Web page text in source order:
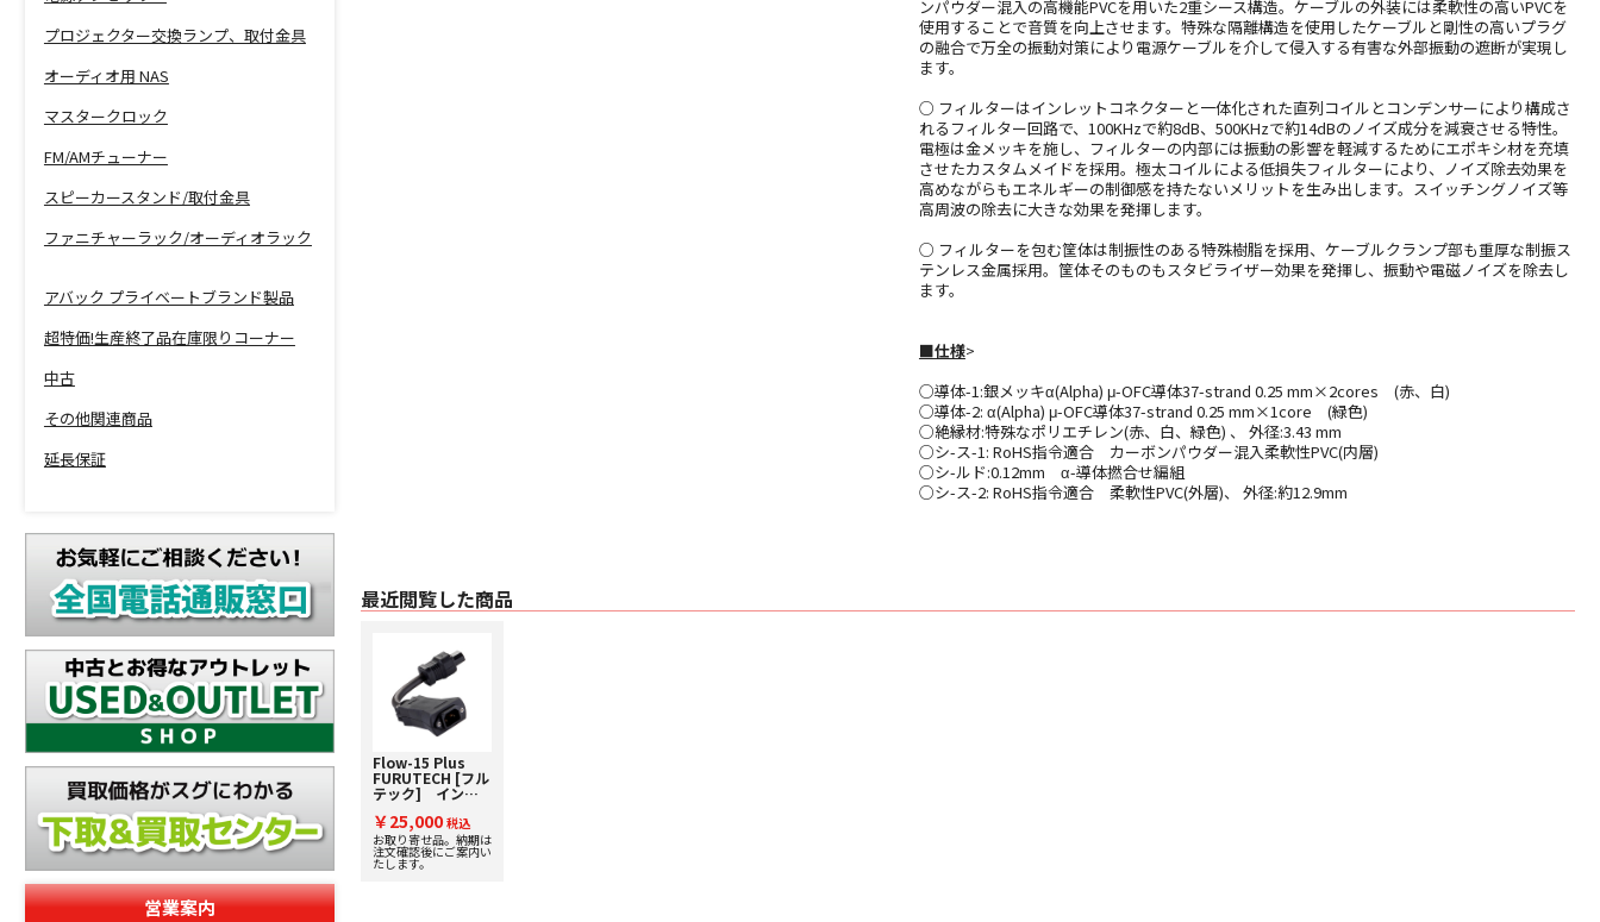
プロジェクター交換ランプ、取付金具
オーディオ用 NAS
マスタークロック
FM/AMチューナー
スピーカースタンド/取付金具
ファニチャーラック/オーディオラック
アバック プライベートブランド製品
超特価!生産終了品在庫限りコーナー
中古
その他関連商品
延長保証
営業案内
ンパウダー混入の高機能PVCを用いた2重シース構造。ケーブルの外装には柔軟性の高いPVCを
使用することで音質を向上させます。特殊な隔離構造を使用したケーブルと剛性の高いプラグ
の融合で万全の振動対策により電源ケーブルを介して侵入する有害な外部振動の遮断が実現し
ます。
○ フィルターはインレットコネクターと一体化された直列コイルとコンデンサーにより構成さ
れるフィルター回路で、100KHzで約8dB、500KHzで約14dBのノイズ成分を減衰させる特性。
電極は金メッキを施し、フィルターの内部には振動の影響を軽減するためにエポキシ材を充填
させたカスタムメイドを採用。極太コイルによる低損失フィルターにより、ノイズ除去効果を
高めながらもエネルギーの制御感を持たないメリットを生み出します。スイッチングノイズ等
高周波の除去に大きな効果を発揮します。
○ フィルターを包む筐体は制振性のある特殊樹脂を採用、ケーブルクランプ部も重厚な制振ス
テンレス金属採用。筐体そのものもスタビライザー効果を発揮し、振動や電磁ノイズを除去し
ます。
■仕様>
○導体-1:銀メッキα(Alpha) μ-OFC導体37-strand 0.25 mm×2cores (赤、白)
○導体-2: α(Alpha) μ-OFC導体37-strand 0.25 mm×1core (緑色)
○絶縁材:特殊なポリエチレン(赤、白、緑色) 、 外径:3.43 mm
○シ-ス-1: RoHS指令適合 カーボンパウダー混入柔軟性PVC(内層)
○シ-ルド:0.12mm α-導体撚合せ編組
○シ-ス-2: RoHS指令適合 柔軟性PVC(外層)、 外径:約12.9mm
最近閲覧した商品
Flow-15 Plus
FURUTECH [フル
テック] インラ
インノイズフィル
ター
￥25,000 税込
お取り寄せ品。納期は
注文確認後にご案内い
たします。